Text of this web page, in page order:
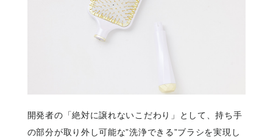
開発者の「絶対に譲れないこだわり」として、持ち手
の部分が取り外し可能な”洗浄できる”ブラシを実現し